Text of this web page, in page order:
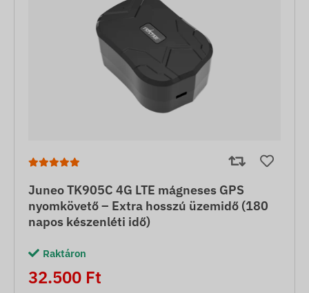
Juneo TK905C 4G LTE mágneses GPS
nyomkövető – Extra hosszú üzemidő (180
napos készenléti idő)
Raktáron
32.500 Ft